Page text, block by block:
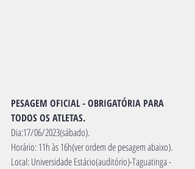
PESAGEM OFICIAL - OBRIGATÓRIA PARA
TODOS OS ATLETAS.
Dia:17/06/2023(sábado).
Horário: 11h às 16h(ver ordem de pesagem abaixo).
Local: Universidade Estácio(auditório)-Taguatinga -